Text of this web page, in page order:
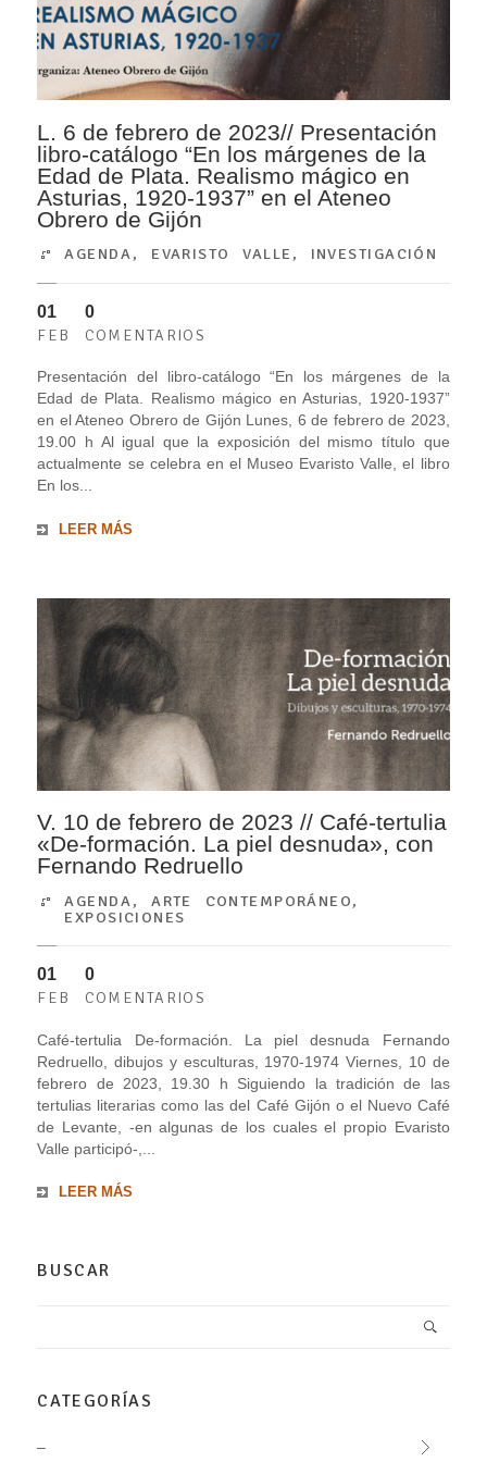
L. 6 de febrero de 2023// Presentación
libro-catálogo “En los márgenes de la
Edad de Plata. Realismo mágico en
Asturias, 1920-1937” en el Ateneo
Obrero de Gijón
AGENDA, EVARISTO VALLE , INVESTIGACIÓN
01
FEB
0
COMENTARIOS
Presentación del libro-catálogo “En los márgenes de la
Edad de Plata. Realismo mágico en Asturias, 1920-1937”
en el Ateneo Obrero de Gijón Lunes, 6 de febrero de 2023,
19.00 h Al igual que la exposición del mismo título que
actualmente se celebra en el Museo Evaristo Valle, el libro
En los...
LEER MÁS
V. 10 de febrero de 2023 // Café-tertulia
«De-formación. La piel desnuda», con
Fernando Redruello
AGENDA,ARTE CONTEMPORÁNEO,
EXPOSICIONES
01
FEB
0
COMENTARIOS
Café-tertulia De-formación. La piel desnuda Fernando
Redruello, dibujos y esculturas, 1970-1974 Viernes, 10 de
febrero de 2023, 19.30 h Siguiendo la tradición de las
tertulias literarias como las del Café Gijón o el Nuevo Café
de Levante, -en algunas de los cuales el propio Evaristo
Valle participó-,...
LEER MÁS
BUSCAR
CATEGORÍAS
–